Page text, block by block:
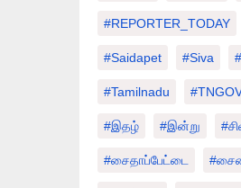
#REPORTER_TODAY
#saidapet #Siva
#tamilnadu
#இதழ் #இன்று
#சைதாப்பேட்டை